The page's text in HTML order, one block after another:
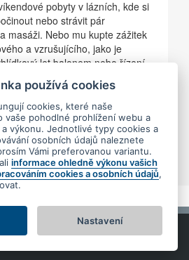
pobyty v lázních, kde si
nebo strávit pár
masáži. Nebo mu kupte zážitek
a vzrušujícího, jako je
let balonem nebo řízení
Fantazii se meze nekladou
celá řada. Nebuďte tedy
dárku pro vaši drahou
odvázat.
SeoKvalitne.cz
používá cookies
cookies, které naše
vaše pohodlné prohlížení webu a
výkonu. Jednotlivé typy cookies a
osobních údajů naleznete
Vámi preferovanou variantu.
informace ohledně výkonu vašich
cookies a osobních údajů,
Nastavení